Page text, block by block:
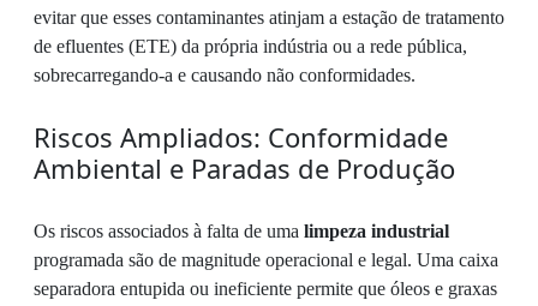
evitar que esses contaminantes atinjam a estação de tratamento
de efluentes (ETE) da própria indústria ou a rede pública,
sobrecarregando-a e causando não conformidades.
Riscos Ampliados: Conformidade
Ambiental e Paradas de Produção
Os riscos associados à falta de uma limpeza industrial
programada são de magnitude operacional e legal. Uma caixa
separadora entupida ou ineficiente permite que óleos e graxas